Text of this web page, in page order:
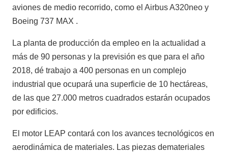
aviones de medio recorrido, como el Airbus A320neo y
Boeing 737 MAX .
La planta de producción da empleo en la actualidad a
más de 90 personas y la previsión es que para el año
2018, dé trabajo a 400 personas en un complejo
industrial que ocupará una superficie de 10 hectáreas,
de las que 27.000 metros cuadrados estarán ocupados
por edificios.
El motor LEAP contará con los avances tecnológicos en
aerodinámica de materiales. Las piezas demateriales